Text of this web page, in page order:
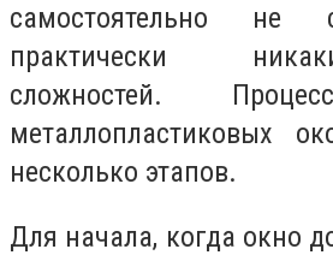
самостоятельно не
практически
сложностей.
металлопластиковых
несколько этапов.
Для начала, когда окно